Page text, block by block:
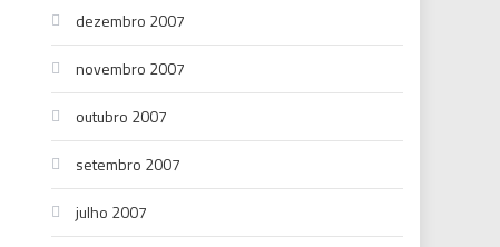
dezembro 2007
novembro 2007
outubro 2007
setembro 2007
julho 2007